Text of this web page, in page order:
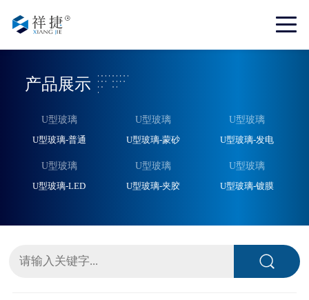
产品展示
U型玻璃
U型玻璃-普通
U型玻璃
U型玻璃-蒙砂
U型玻璃
U型玻璃-发电
U型玻璃
U型玻璃-LED
U型玻璃
U型玻璃-夹胶
U型玻璃
U型玻璃-镀膜